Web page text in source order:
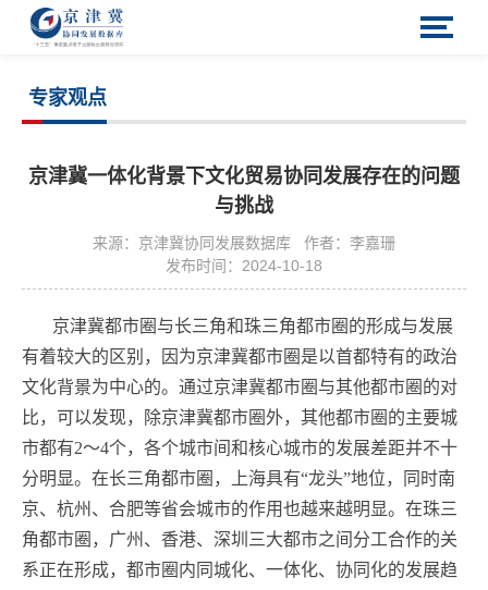
专家观点
京津冀一体化背景下文化贸易协同发展存在的问题
与挑战
来源：京津冀协同发展数据库
作者：李嘉珊
发布时间：2024-10-18
京津冀都市圈与长三角和珠三角都市圈的形成与发展
有着较大的区别，因为京津冀都市圈是以首都特有的政治
文化背景为中心的。通过京津冀都市圈与其他都市圈的对
比，可以发现，除京津冀都市圈外，其他都市圈的主要城
市都有2～4个，各个城市间和核心城市的发展差距并不十
分明显。在长三角都市圈，上海具有“龙头”地位，同时南
京、杭州、合肥等省会城市的作用也越来越明显。在珠三
角都市圈，广州、香港、深圳三大都市之间分工合作的关
系正在形成，都市圈内同城化、一体化、协同化的发展趋